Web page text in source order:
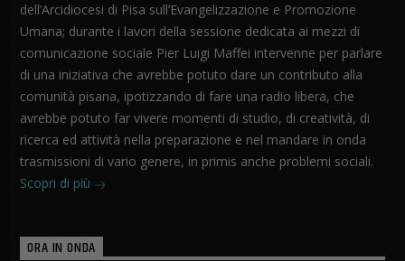
dell’Arcidiocesi di Pisa sull’Evangelizzazione e Promozione
Umana; durante i lavori della sessione dedicata ai mezzi di
comunicazione sociale Pier Luigi Maffei intervenne per parlare
di una iniziativa che avrebbe potuto dare un contributo alla
comunità pisana, ipotizzando di fare una radio libera, che
avrebbe potuto far vivere momenti di studio, di creatività, di
ricerca ed attività nella preparazione e nel mandare in onda
trasmissioni di vario genere, in primis anche problemi sociali.
Scopri di più
ORA IN ONDA